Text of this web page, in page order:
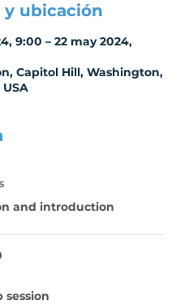
y ubicación
9:00 – 22 may 2024,
Capitol Hill, Washington,
and introduction
session